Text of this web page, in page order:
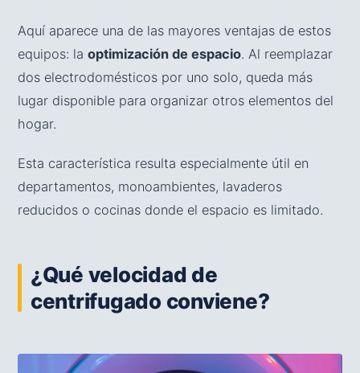
Aquí aparece una de las mayores ventajas de estos
equipos: la optimización de espacio. Al reemplazar
dos electrodomésticos por uno solo, queda más
lugar disponible para organizar otros elementos del
hogar.
Esta característica resulta especialmente útil en
departamentos, monoambientes, lavaderos
reducidos o cocinas donde el espacio es limitado.
¿Qué velocidad de
centrifugado conviene?